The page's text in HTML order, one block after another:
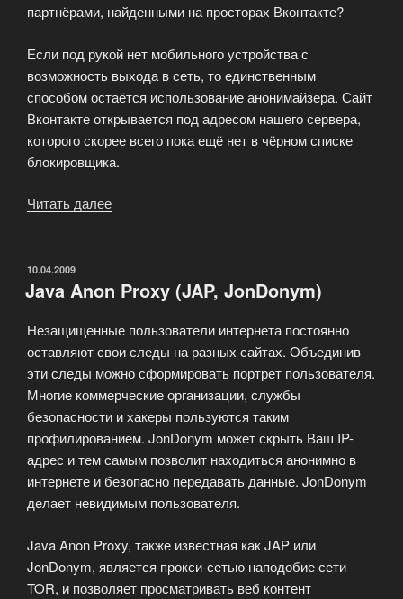
партнёрами, найденными на просторах Вконтакте?
Если под рукой нет мобильного устройства с
возможность выхода в сеть, то единственным
способом остаётся использование анонимайзера. Сайт
Вконтакте открывается под адресом нашего сервера,
которого скорее всего пока ещё нет в чёрном списке
блокировщика.
Читать далее
блокировке!?»
ОПУБЛИКОВАНО
10.04.2009
Java Anon Proxy (JAP, JonDonym)
Незащищенные пользователи интернета постоянно
оставляют свои следы на разных сайтах. Объединив
эти следы можно сформировать портрет пользователя.
Многие коммерческие организации, службы
безопасности и хакеры пользуются таким
профилированием. JonDonym может скрыть Ваш IP-
адрес и тем самым позволит находиться анонимно в
интернете и безопасно передавать данные. JonDonym
делает невидимым пользователя.
Java Anon Proxy, также известная как JAP или
JonDonym, является прокси-сетью наподобие сети
TOR, и позволяет просматривать веб контент